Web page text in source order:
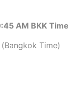
AM BKK Time
Time)